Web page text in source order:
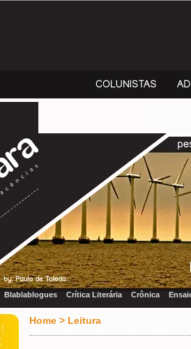
Blablablogues Crítica Literária Crônica
Home > Leitura